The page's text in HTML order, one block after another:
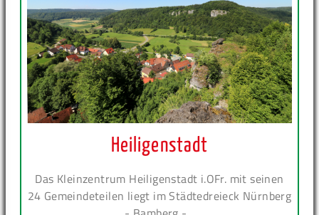
Heiligenstadt
Das Kleinzentrum Heiligenstadt i.OFr. mit seinen
24 Gemeindeteilen liegt im Städtedreieck Nürnberg